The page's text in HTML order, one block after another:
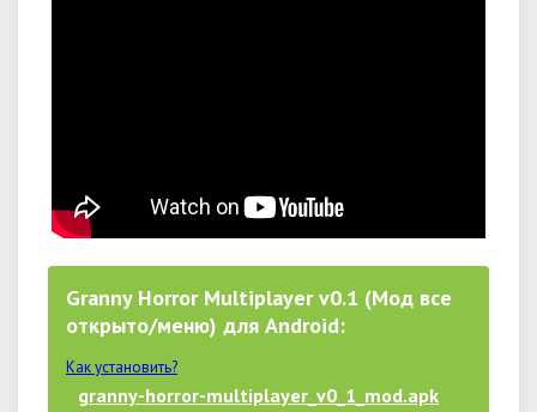
Granny Horror Multiplayer v0.1 (Мод все
открыто/меню) для Android:
Как установить?
granny-horror-multiplayer_v0_1_mod.apk